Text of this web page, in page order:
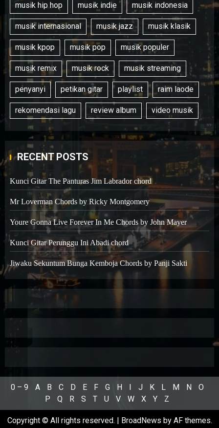
musik hip hop musik indie musik indonesia
musik internasional musik jazz musik klasik
musik kpop musik pop musik populer
musik remix musik rock musik streaming
penyanyi petikan gitar playlist raim laode
rekomendasi lagu review album video musik
RECENT POSTS
Kunci Gitar The Panturas Jim Labrador chord
Mr Loverman Chords by Ricky Montgomery
Youre Gonna Live Forever In Me Chords by John Mayer
Kunci Gitar Perunggu Ini Abadi chord
Jiwaku Sekuntum Bunga Kemboja Chords by Panji Sakti
0 – 9 A B C D E F G H I J K L M N
O
P
Q R S T U V W X Y Z
Copyright © All rights reserved. | BroadNews by AF themes.